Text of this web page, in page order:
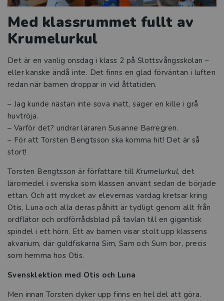
Med klassrummet fullt av
Krumelurkul
Det är en vanlig onsdag i klass 2 på Slottsvångsskolan –
eller kanske ändå inte. Det finns en glad förväntan i luften
redan när barnen droppar in vid åttatiden.
– Jag kunde nästan inte sova inatt, säger en kille i grå
huvtröja.
– Varför det? undrar läraren Susanne Barregren.
– För att Torsten Bengtsson ska komma hit! Det är så
stort!
Torsten Bengtsson är författare till Krumelurkul, det
läromedel i svenska som klassen använt sedan de började
ettan. Och att mycket av elevernas vardag kretsar kring
Otis, Luna och alla deras påhitt är tydligt genom allt från
ordflätor och ordförrådsblad på tavlan till en gigantisk
spindel i ett hörn. Ett av barnen visar stolt upp klassens
akvarium, där guldfiskarna Sim, Sam och Sum bor, precis
som hemma hos Otis.
Svensklektion med Otis och Luna
Men innan Torsten dyker upp finns en hel del att göra.